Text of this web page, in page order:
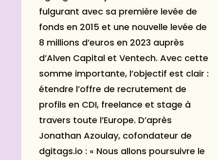
fulgurant avec sa première levée de
fonds en 2015 et une nouvelle levée de
8 millions d’euros en 2023 auprès
d’Alven Capital et Ventech. Avec cette
somme importante, l’objectif est clair :
étendre l’offre de recrutement de
profils en CDI, freelance et stage à
travers toute l’Europe. D’après
Jonathan Azoulay, cofondateur de
dgitags.io : « Nous allons poursuivre le